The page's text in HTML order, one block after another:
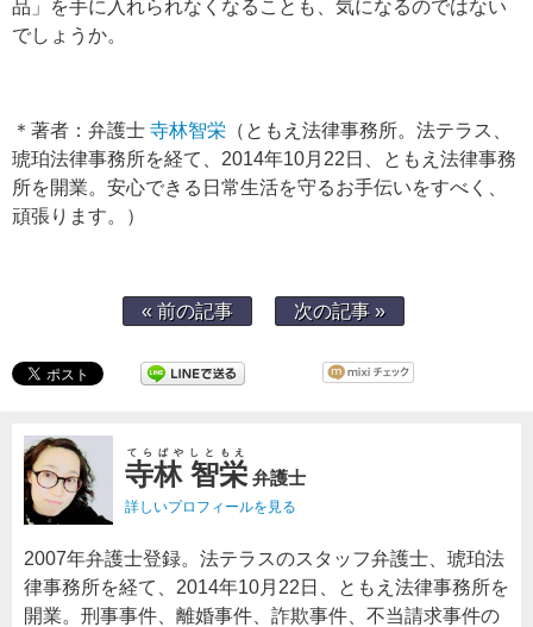
品」を手に入れられなくなることも、気になるのではない
でしょうか。
＊著者：弁護士 寺林智栄 （ともえ法律事務所。法テラス、
琥珀法律事務所を経て、2014年10月22日、ともえ法律事務
所を開業。安心できる日常生活を守るお手伝いをすべく、
頑張ります。）
« 前の記事 次の記事 »
寺林 智栄
てらばやしともえ
弁護士
詳しいプロフィールを見る
2007年弁護士登録。法テラスのスタッフ弁護士、琥珀法
律事務所を経て、2014年10月22日、ともえ法律事務所を
開業。刑事事件、離婚事件、詐欺事件、不当請求事件の